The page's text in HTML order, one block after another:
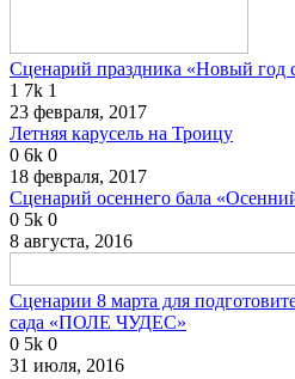
Сценарий праздника «Новый год
1 7k 1
23 февраля, 2017
Летняя карусель на Троицу
0 6k 0
18 февраля, 2017
Сценарий осеннего бала
0 5k 0
8 августа, 2016
Сценарии 8 марта для
сада «ПОЛЕ ЧУДЕС»
0 5k 0
31 июля, 2016